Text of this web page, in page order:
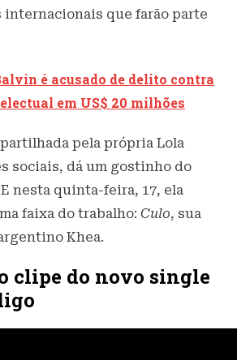
internacionais que farão parte
é acusado de delito contra
em US$ 20 milhões
pela própria Lola
sociais, dá um gostinho do
nesta quinta-feira, 17, ela
faixa do trabalho: Culo, sua
Khea.
clipe do novo single